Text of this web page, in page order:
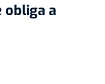
obliga a